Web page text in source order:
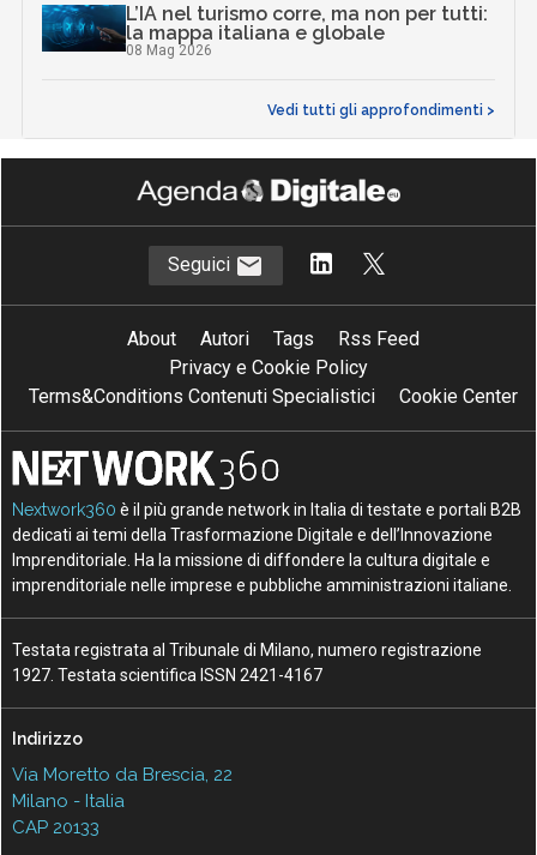
L’IA nel turismo corre, ma non per tutti:
la mappa italiana e globale
08 Mag 2026
Vedi tutti gli approfondimenti >
Seguici
About Autori Tags
Rss Feed
Privacy e Cookie Policy
Terms&Conditions Contenuti Specialistici
Cookie Center
Nextwork360 è il più grande network in Italia di testate e portali B2B
dedicati ai temi della Trasformazione Digitale e dell’Innovazione
Imprenditoriale. Ha la missione di diffondere la cultura digitale e
imprenditoriale nelle imprese e pubbliche amministrazioni italiane.
Testata registrata al Tribunale di Milano, numero registrazione
1927. Testata scientifica ISSN 2421-4167
Indirizzo
Via Moretto da Brescia, 22
Milano - Italia
CAP 20133